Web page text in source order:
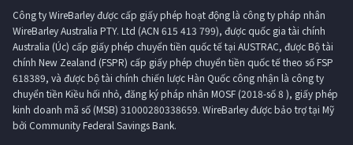
Công ty WireBarley được cấp giấy phép hoạt động là công ty pháp nhân
WireBarley Australia PTY. Ltd (ACN 615 413 799), được quốc gia tài chính
Australia (Úc) cấp giấy phép chuyển tiền quốc tế tại AUSTRAC, được Bộ tài
chính New Zealand (FSPR) cấp giấy phép chuyển tiền quốc tế theo số FSP
618389, và được bộ tài chính chiến lược Hàn Quốc công nhận là công ty
chuyển tiền Kiều hối nhỏ, đăng ký pháp nhân MOSF (2018-số 8 ), giấy phép
kinh doanh mã số (MSB) 31000280338659. WireBarley được bảo trợ tại Mỹ
bởi Community Federal Savings Bank.